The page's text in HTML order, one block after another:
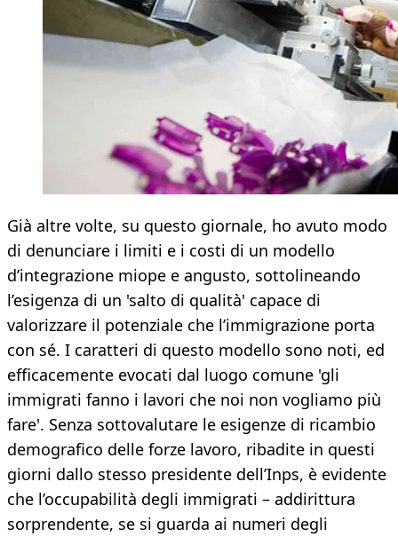
Già altre volte, su questo giornale, ho avuto modo
di denunciare i limiti e i costi di un modello
d’integrazione miope e angusto, sottolineando
l’esigenza di un 'salto di qualità' capace di
valorizzare il potenziale che l’immigrazione porta
con sé. I caratteri di questo modello sono noti, ed
efficacemente evocati dal luogo comune 'gli
immigrati fanno i lavori che noi non vogliamo più
fare'. Senza sottovalutare le esigenze di ricambio
demografico delle forze lavoro, ribadite in questi
giorni dallo stesso presidente dell’Inps, è evidente
che l’occupabilità degli immigrati – addirittura
sorprendente, se si guarda ai numeri degli